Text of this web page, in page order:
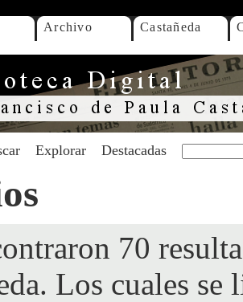
Archivo Castañeda
Explorar Destacadas
70
Los cuales se